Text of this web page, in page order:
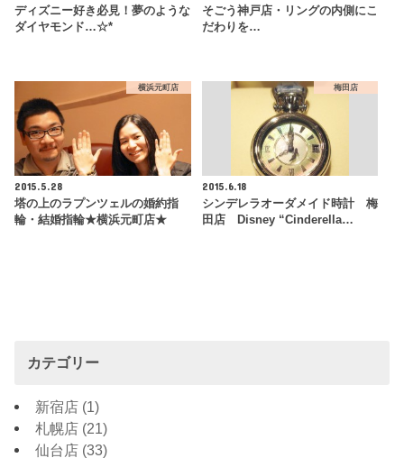
ディズニー好き必見！夢のような
ダイヤモンド…☆*
そごう神戸店・リングの内側にこ
だわりを…
横浜元町店
2015.5.28
塔の上のラプンツェルの婚約指
輪・結婚指輪★横浜元町店★
梅田店
2015.6.18
シンデレラオーダメイド時計 梅
田店 Disney “Cinderella…
カテゴリー
新宿店 (1)
札幌店 (21)
仙台店 (33)